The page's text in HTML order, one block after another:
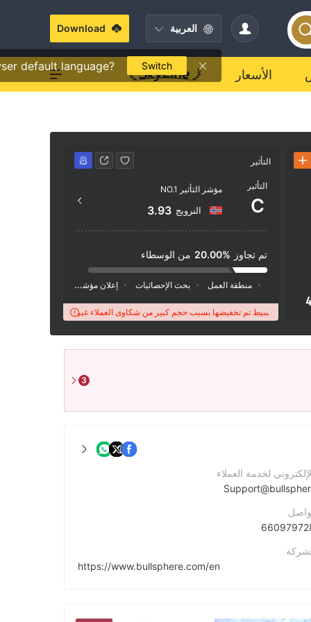
العربية
default language? Switch
Download
الأسعار
التأثير
التأثير
C
مؤشر التأثير NO.1
النرويج 3.93
تم تجاوز 20.00% من الوسطاء
منطقة العمل بحث الإحصائيات إعلان مؤشر السوشيال ميديا
درجة WikiFX للوسيط تم تخفيضها بسبب حجم كبير من شكاوى العملاء غير المحلولة.
3
لخدمة العملاء
https://www.bullsphere.com/en